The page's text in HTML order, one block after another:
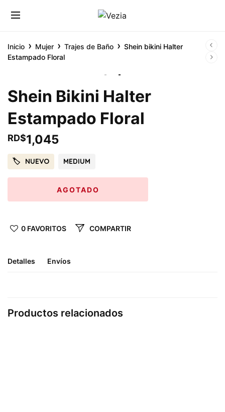
Inicio › Mujer › Trajes de Baño › Shein bikini Halter
Estampado Floral
Shein Bikini Halter
Estampado Floral
RD$1,045
NUEVO MEDIUM
AGOTADO
0 FAVORITOS COMPARTIR
Detalles Envíos
Productos relacionados